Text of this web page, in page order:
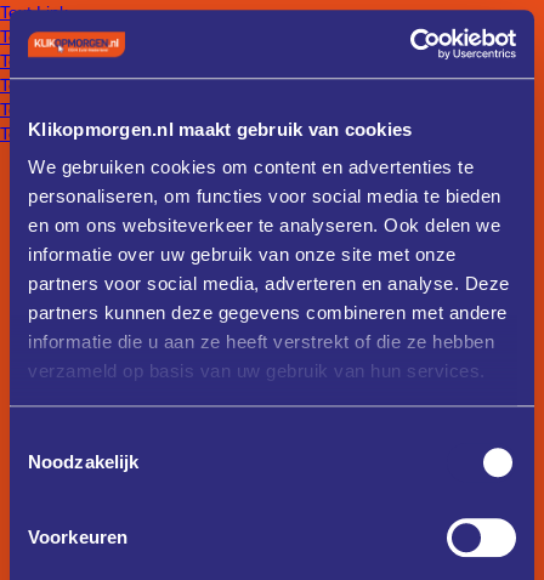
Klikopmorgen.nl maakt gebruik van cookies
We gebruiken cookies om content en advertenties te
personaliseren, om functies voor social media te bieden
en om ons websiteverkeer te analyseren. Ook delen we
informatie over uw gebruik van onze site met onze
partners voor social media, adverteren en analyse. Deze
partners kunnen deze gegevens combineren met andere
informatie die u aan ze heeft verstrekt of die ze hebben
verzameld op basis van uw gebruik van hun services.
Noodzakelijk
Voorkeuren
Text Link
Text Link
Text Link
Text Link
Text Link
Text Link